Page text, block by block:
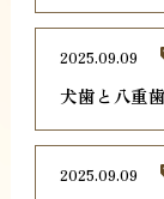
犬歯と八重
2025.09.09
2025.09.09